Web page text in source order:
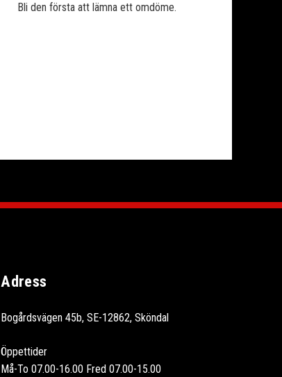
Bli den första att lämna ett omdöme.
Adress
Bogårdsvägen 45b, SE-12862, Sköndal
Öppettider
Må-To 07.00-16.00 Fred 07.00-15.00